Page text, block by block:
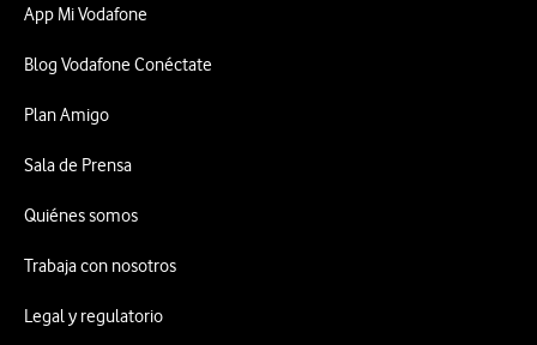
App Mi Vodafone
Blog Vodafone Conéctate
Plan Amigo
Sala de Prensa
Quiénes somos
Trabaja con nosotros
Legal y regulatorio